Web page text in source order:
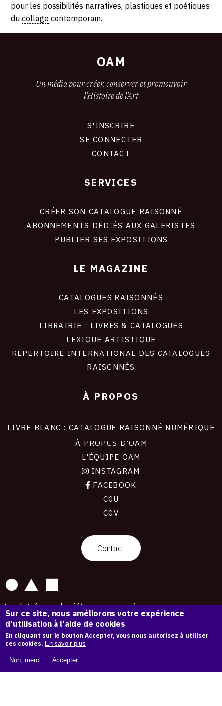
pour les possibilités narratives, plastiques et poétiques
ducollage contemporain.
OAM
Un média pour créer, conserver et promouvoir
l'Histoire de l'Art
S'INSCRIRE
SE CONNECTER
CONTACT
SERVICES
CRÉER SON CATALOGUE RAISONNÉ
ABONNEMENTS DÉDIÉS AUX GALERISTES
PUBLIER SES EXPOSITIONS
LE MAGAZINE
CATALOGUES RAISONNÉS
LES EXPOSITIONS
LIBRAIRIE : LIVRES & CATALOGUES
LEXIQUE ARTISTIQUE
RÉPERTOIRE INTERNATIONAL DES CATALOGUES
RAISONNÉS
À PROPOS
LIVRE BLANC : CATALOGUE RAISONNÉ NUMÉRIQUE
À PROPOS D'OAM
L'ÉQUIPE OAM
INSTAGRAM
FACEBOOK
CGU
CGV
Contact
La plateforme de référence pour créer,
conserver et promouvoir l'Histoire de l'Art.
Des catalogues raisonnés aux archives
d'expositions.
43 178 œuvres d'art — 7 586 expositions
Copyright © OAM 2026. Tous droits réservés.
Sur ce site, nous améliorons votre expérience
d'utilisation à l'aide de cookies
En cliquant sur le bouton Accepter, vous nous autorisez à utiliser
ces cookies. En savoir plus
Non, merci. Accepter